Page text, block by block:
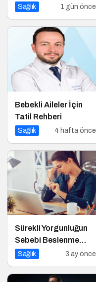
Sanıyoruz Ama Değil!
Sağlık 1 gün önce
Bebekli Aileler İçin
Tatil Rehberi
Sağlık 4 hafta önce
Sürekli Yorgunluğun
Sebebi Beslenme
Olabilir mi?
Sağlık 3 ay önce